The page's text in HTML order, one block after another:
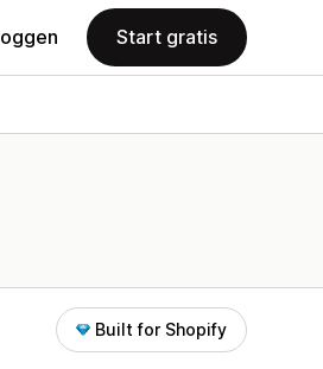
Start gratis
Built for Shopify